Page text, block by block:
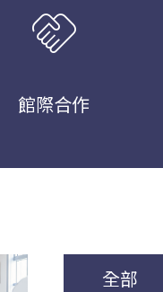
handshake
館際合作
全部